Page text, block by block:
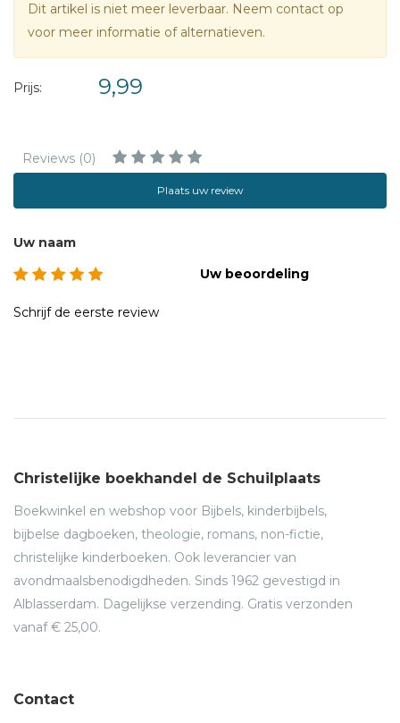
Dit artikel is niet meer leverbaar. Neem contact op
voor meer informatie of alternatieven.
Prijs: 9,99
Reviews (0)
Plaats uw review
Uw naam
Uw beoordeling
Schrijf de eerste review
Christelijke boekhandel de Schuilplaats
Boekwinkel en webshop voor Bijbels, kinderbijbels,
bijbelse dagboeken, theologie, romans, non-fictie,
christelijke kinderboeken. Ook leverancier van
avondmaalsbenodigdheden. Sinds 1962 gevestigd in
Alblasserdam. Dagelijkse verzending. Gratis verzonden
vanaf € 25,00.
Contact